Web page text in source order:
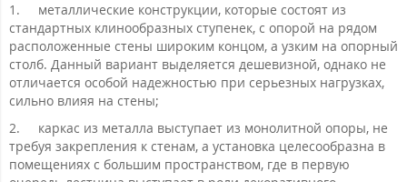
1.
металлические конструкции, которые состоят из
стандартных клинообразных ступенек, с опорой на рядом
расположенные стены широким концом, а узким на опорный
столб. Данный вариант выделяется дешевизной, однако не
отличается особой надежностью при серьезных нагрузках,
сильно влияя на стены;
2.
каркас из металла выступает из монолитной опоры, не
требуя закрепления к стенам, а установка целесообразна в
помещениях с большим пространством, где в первую